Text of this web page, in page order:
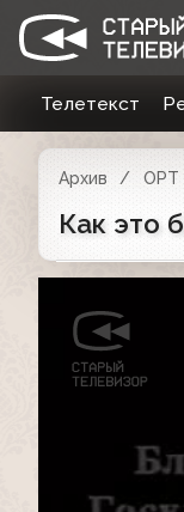
Телетекст
Архив ОРТ
Как это